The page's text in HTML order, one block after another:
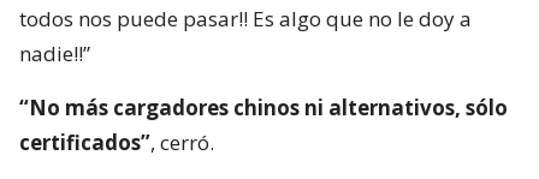
todos nos puede pasar!! Es algo que no le doy a
nadie!!”
“No más cargadores chinos ni alternativos, sólo
certificados”, cerró.